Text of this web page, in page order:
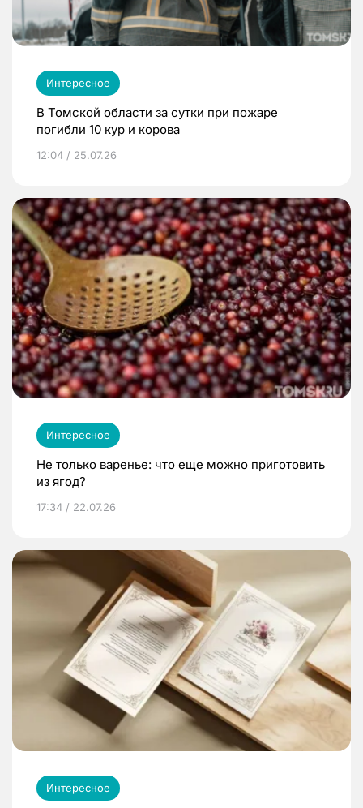
Интересное
В Томской области за сутки при пожаре
погибли 10 кур и корова
12:04 / 25.07.26
Интересное
Не только варенье: что еще можно приготовить
из ягод?
17:34 / 22.07.26
Интересное